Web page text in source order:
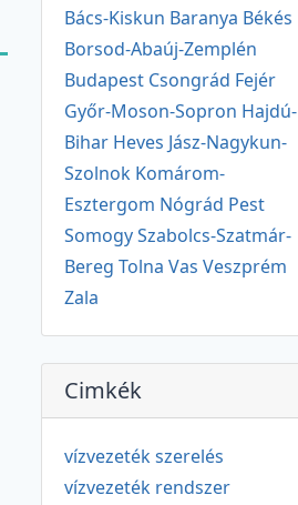
Bács-Kiskun Baranya Békés
Borsod-Abaúj-Zemplén
Budapest Csongrád Fejér
Győr-Moson-Sopron Hajdú-
Bihar Heves Jász-Nagykun-
Szolnok Komárom-
Esztergom Nógrád Pest
SomogySzabolcs-Szatmár-
BeregTolnaVasVeszprém
Zala
Cimkék
vízvezeték szerelés
vízvezeték rendszer